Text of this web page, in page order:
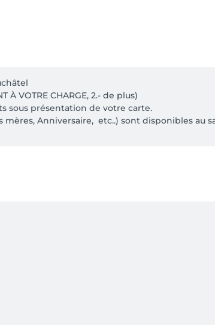
À VOTRE CHARGE, 2.- de plus)
sous présentation de votre carte.
Anniversaire,  etc..) sont disponibles au